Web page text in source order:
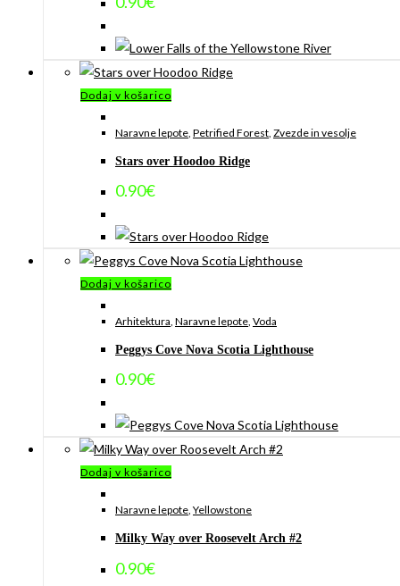
Dodaj v košarico
Naravne lepote Petrified Forest Zvezde in vesolje
Stars over Hoodoo Ridge
0.90€
Dodaj v košarico
Arhitektura, Naravne lepote, Voda
Peggys Cove Nova Scotia Lighthouse
0.90€
Dodaj v košarico
Naravne lepote, Yellowstone
Milky Way over Roosevelt Arch #2
0.90€